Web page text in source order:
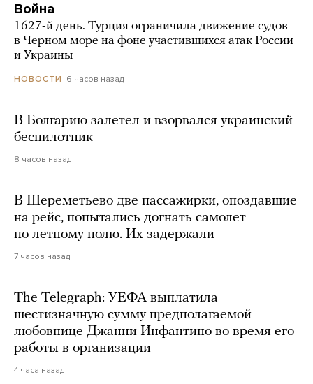
Война
1627-й день. Турция ограничила движение судов
в Черном море на фоне участившихся атак России
и Украины
НОВОСТИ 6 часов назад
В Болгарию залетел и взорвался украинский
беспилотник
8 часов назад
В Шереметьево две пассажирки, опоздавшие
на рейс, попытались догнать самолет
по летному полю. Их задержали
7 часов назад
The Telegraph: УЕФА выплатила
шестизначную сумму предполагаемой
любовнице Джанни Инфантино во время его
работы в организации
4 часа назад